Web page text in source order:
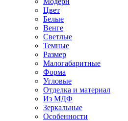
Цвет
Белые
Венге
Светлые
Темные
Размер
Малогабаритные
Форма
Угловые
Отделка и материал
Из МДФ
Зеркальные
Особенности